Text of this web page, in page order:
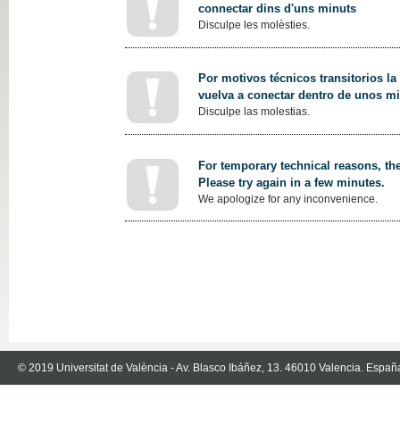
connectar dins d'uns minuts
Disculpe les molèsties.
Por motivos técnicos transitorios
vuelva a conectar dentro de unos
Disculpe las molestias.
For temporary technical reasons,
Please try again in a few minutes.
We apologize for any inconvenience.
© 2019 Universitat de València - Av. Blasco Ibáñez, 13. 46010 Valencia.